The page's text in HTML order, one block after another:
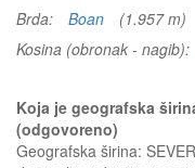
Brda:
Boan
(1.957 m)
Kosina (obronak - nagib):
Koja je geografska
(odgovoreno)
Geografska širina: